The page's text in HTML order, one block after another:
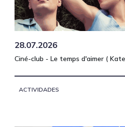
28.07.2026
Ciné-club - Le temps d'aimer (
ACTIVIDADES